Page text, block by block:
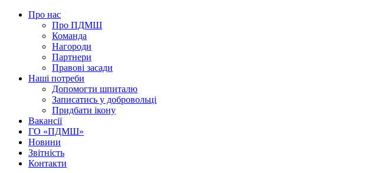
Про нас
Про ПДМШ
Команда
Нагороди
Партнери
Правові засади
Наші потреби
Допомогти шпиталю
Записатись у добровольці
Придбати ікону
Вакансії
ГО «ПДМШ»
Новини
Звітність
Контакти